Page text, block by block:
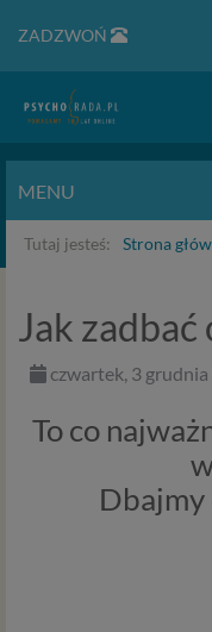
ZADZWOŃ
MENU
Tutaj jesteś: Strona
Jak
czwartek, 3
To co
Dbajmy